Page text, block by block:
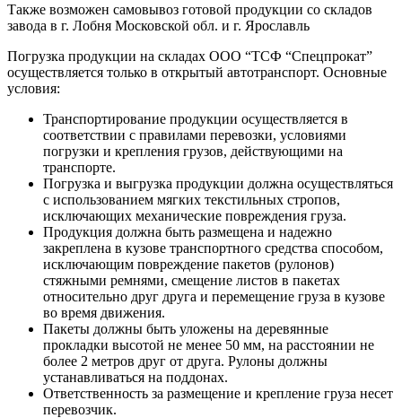
Также возможен самовывоз готовой продукции со складов
завода в г. Лобня Московской обл. и г. Ярославль
Погрузка продукции на складах ООО “ТСФ “Спецпрокат”
осуществляется только в открытый автотранспорт. Основные
условия:
Транспортирование продукции осуществляется в
соответствии с правилами перевозки, условиями
погрузки и крепления грузов, действующими на
транспорте.
Погрузка и выгрузка продукции должна осуществляться
с использованием мягких текстильных стропов,
исключающих механические повреждения груза.
Продукция должна быть размещена и надежно
закреплена в кузове транспортного средства способом,
исключающим повреждение пакетов (рулонов)
стяжными ремнями, смещение листов в пакетах
относительно друг друга и перемещение груза в кузове
во время движения.
Пакеты должны быть уложены на деревянные
прокладки высотой не менее 50 мм, на расстоянии не
более 2 метров друг от друга. Рулоны должны
устанавливаться на поддонах.
Ответственность за размещение и крепление груза несет
перевозчик.